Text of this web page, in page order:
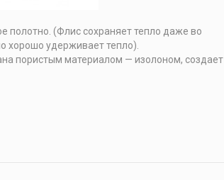
полотно. (Флис сохраняет тепло даже во
хорошо удерживает тепло).
пористым материалом — изолоном, создает